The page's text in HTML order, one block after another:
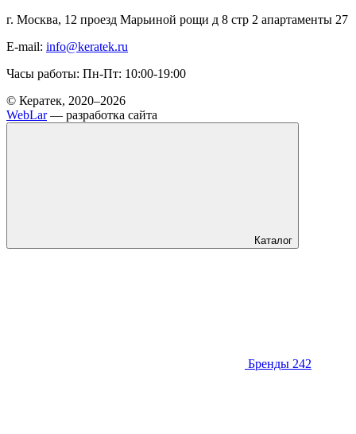
г. Москва, 12 проезд Марьиной рощи д 8 стр 2 апартаменты 27
E-mail: info@keratek.ru
Часы работы: Пн-Пт: 10:00-19:00
© Кератек, 2020–2026
WebLar— разработка сайта
Каталог
Бренды 242